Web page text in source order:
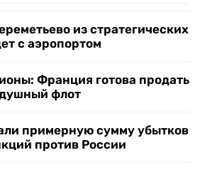
из стратегических
с аэропортом
Франция готова продать
флот
примерную сумму убытков
против России